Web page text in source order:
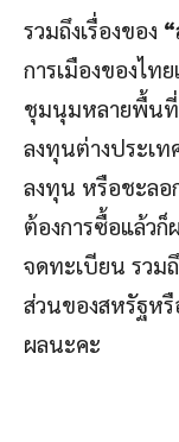
รวมถึงเรื่องของ
การเมืองของไ
ชุมนุมหลายพื้นที่
ลงทุนต่างประเท
ลงทุน หรือชะลอ
ต้องการซื้อแล้ว
จดทะเบียน รวม
ส่วนของสหรัฐหรื
ผลนะคะ